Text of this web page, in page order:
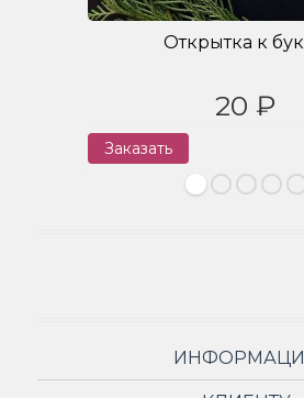
Открытка к
20 ₽
Заказать